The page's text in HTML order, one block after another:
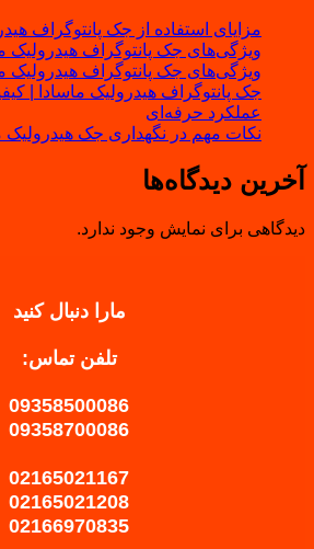
مزایای استفاده از جک پانتوگراف
ویژگی‌های جک پانتوگراف هیدرولیک
ویژگی‌های جک پانتوگراف هیدرولیک
جک پانتوگراف هیدرولیک ماسادا |
عملکرد حرفه‌ای
نکات مهم در نگهداری جک هیدرولیک
آخرین دیدگاه‌ها
دیدگاهی برای نمایش وجود ندارد.
مارا دنبال کنید
تلفن تماس:
09358500086
09358700086
02165021167
02165021208
02166970835